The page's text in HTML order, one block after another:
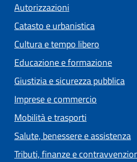
Autorizzazioni
Catasto e urbanistica
Cultura e tempo libero
Educazione e formazione
Giustizia e sicurezza pubblica
Imprese e commercio
Mobilità e trasporti
Salute, benessere e assistenza
Tributi, finanze e